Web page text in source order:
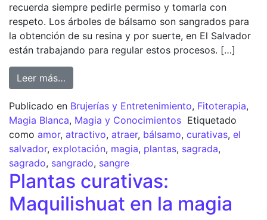
recuerda siempre pedirle permiso y tomarla con
respeto. Los árboles de bálsamo son sangrados para
la obtención de su resina y por suerte, en El Salvador
están trabajando para regular estos procesos. […]
Leer más…
Publicado en Brujerías y Entretenimiento, Fitoterapia,
Magia Blanca, Magia y Conocimientos Etiquetado
como amor, atractivo, atraer, bálsamo, curativas, el
salvador, explotación, magia, plantas, sagrada,
sagrado, sangrado, sangre
Plantas curativas:
Maquilishuat en la magia